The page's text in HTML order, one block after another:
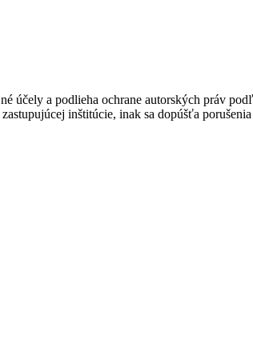
účely a podlieha ochrane autorských práv
inštitúcie, inak sa dopúšťa